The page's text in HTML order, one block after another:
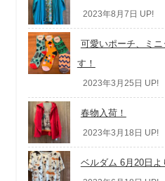
2023年8月7日 UP!
可愛いポーチ、ミ
す！
2023年3月25日 UP!
春物入荷！
2023年3月18日 UP!
ベルダム 6月20日よ